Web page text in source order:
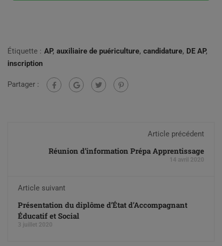
Étiquette : AP, auxiliaire de puériculture, candidature, DE AP,
inscription
Partager :
Article précédent
Réunion d’information Prépa Apprentissage
14 avril 2020
Article suivant
Présentation du diplôme d’État d’Accompagnant
Éducatif et Social
3 juillet 2020